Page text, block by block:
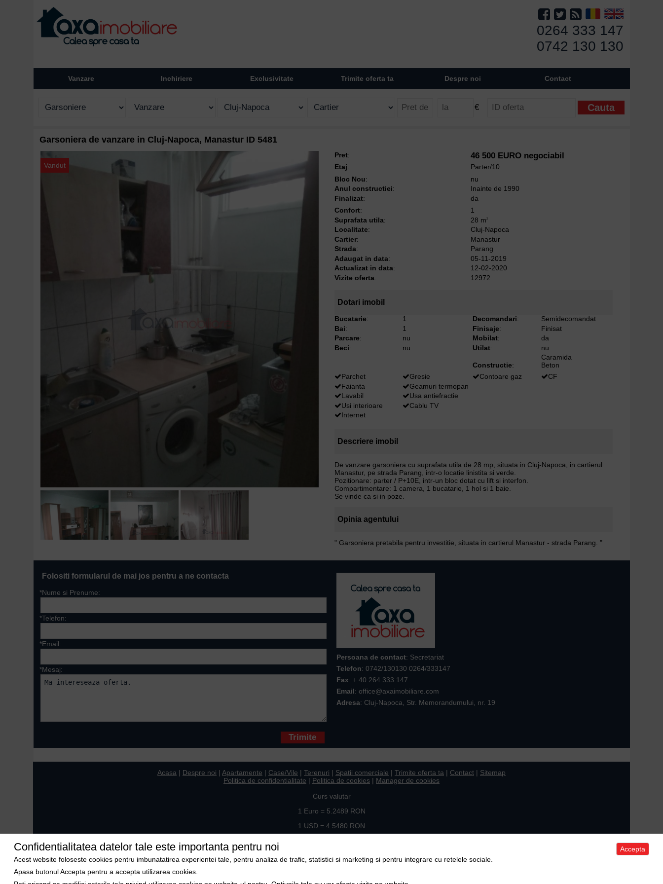
0264 333 147
0742 130 130
Vanzare Inchiriere Exclusivitate Trimite oferta ta Despre noi Contact
€
Garsoniera de vanzare in Cluj-Napoca, Manastur ID 5481
Vandut
Pret: 46 500 EURO negociabil
Etaj:
Parter/10
Bloc Nou:
nu
Anul constructiei:
Inainte de 1990
Finalizat:
da
Confort:
1
Suprafata utila: 28 m2
Localitate:
Cluj-Napoca
Cartier:
Manastur
Strada:
Parang
Adaugat in data:
05-11-2019
Actualizat in data:
12-02-2020
Vizite oferta: 12972
Dotari imobil
Bucatarie:
1
Bai:
1
Parcare:
nu
Beci: nu
Decomandari:
Semidecomandat
Finisaje:
Finisat
Mobilat:
da
Utilat: nu
Constructie:
Caramida
Beton
Parchet
Gresie
Faianta
Geamuri termopan
Lavabil
Usa antiefractie
Usi interioare
Cablu TV
Internet
Contoare gaz CF
Descriere imobil
De vanzare garsoniera cu suprafata utila de 28 mp, situata in Cluj-Napoca, in cartierul
Manastur, pe strada Parang, intr-o locatie linistita si verde.
Pozitionare: parter / P+10E, intr-un bloc dotat cu lift si interfon.
Compartimentare: 1 camera, 1 bucatarie, 1 hol si 1 baie.
Se vinde ca si in poze.
Opinia agentului
" Garsoniera pretabila pentru investitie, situata in cartierul Manastur - strada Parang. "
Folositi formularul de mai jos pentru a ne contacta
*Nume si Prenume:
*Telefon:
*Email:
*Mesaj:
Persoana de contact: Secretariat
Telefon: 0742/130130 0264/333147
Fax: + 40 264 333 147
Email: office@axaimobiliare.com
Adresa: Cluj-Napoca, Str. Memorandumului, nr. 19
Acasa | Despre noi | Apartamente | Case/Vile | Terenuri | Spatii comerciale | Trimite oferta ta | Contact | Sitemap
Politica de confidentialitate | Politica de cookies | Manager de cookies
Curs valutar
1 Euro = 5.2489 RON
1 USD = 4.5480 RON
Confidentialitatea datelor tale este importanta pentru noi
Acest website foloseste cookies pentru imbunatatirea experientei tale, pentru analiza de trafic, statistici si marketing si pentru integrare cu retelele sociale.
Apasa butonul Accepta pentru a accepta utilizarea cookies.
Accepta